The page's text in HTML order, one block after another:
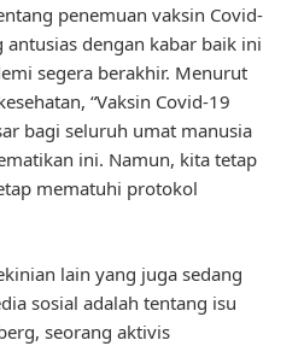
penemuan vaksin Covid-
antusias dengan kabar baik ini
segera berakhir. Menurut
“Vaksin Covid-19
bagi seluruh umat manusia
ini. Namun, kita tetap
mematuhi protokol
lain yang juga sedang
sosial adalah tentang isu
seorang aktivis